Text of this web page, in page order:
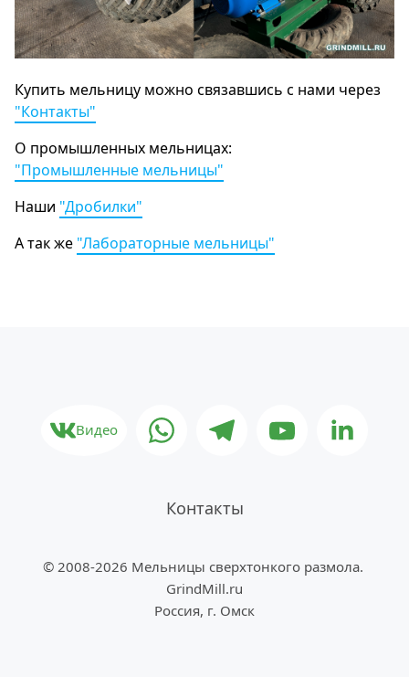
Купить мельницу можно связавшись с нами через
"Контакты"
О промышленных мельницах:
"Промышленные мельницы"
Наши "Дробилки"
А так же "Лабораторные мельницы"
Видео
Контакты
© 2008-2026 Мельницы сверхтонкого размола.
GrindMill.ru
Россия, г. Омск